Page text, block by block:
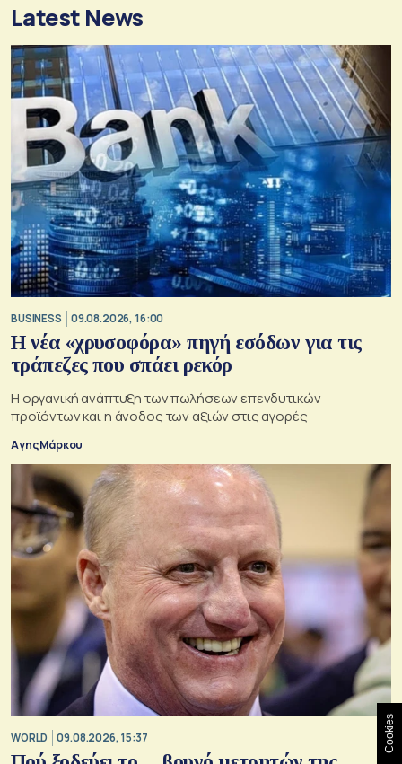
Latest News
BUSINESS 09.08.2026, 16:00
Η νέα «χρυσοφόρα» πηγή εσόδων για τις
τράπεζες που σπάει ρεκόρ
Η οργανική ανάπτυξη των πωλήσεων επενδυτικών
προϊόντων και η άνοδος των αξιών στις αγορές
Αγης Μάρκου
WORLD 09.08.2026, 15:37 Cookies